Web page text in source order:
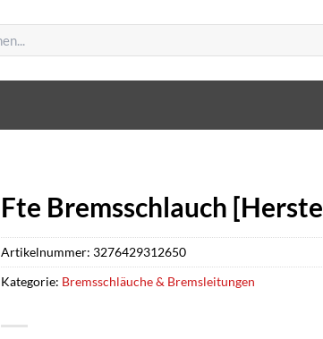
Fte Bremsschlauch
Artikelnummer: 3276429312650
Kategorie: Bremsschläuche & Bremsleitungen